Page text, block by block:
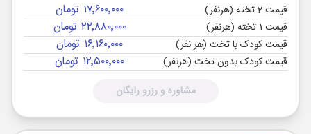
قیمت 2 تخته (هرنفر) ۱۷٬۶۰۰٬۰۰۰ تومان
قیمت 1 تخته (هرنفر) ۲۲٬۸۸۰٬۰۰۰ تومان
قیمت کودک با تخت (هر نفر) ۱۶٬۱۶۰٬۰۰۰ تومان
قیمت کودک بدون تخت (هرنفر) ۱۲٬۵۰۰٬۰۰۰ تومان
مشاوره و رزرو رایگان